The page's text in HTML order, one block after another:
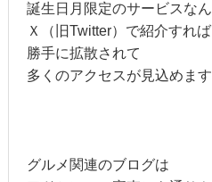
誕生日月限定のサービスな
Ｘ（旧Twitter）で紹介すれば
勝手に拡散されて
多くのアクセスが見込めます
グルメ関連のブログは